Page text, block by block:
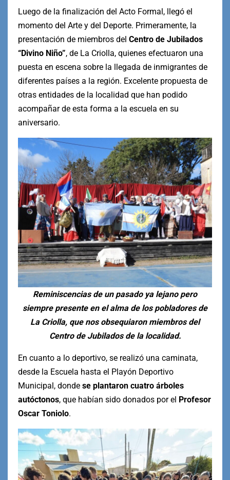
Luego de la finalización del Acto Formal, llegó el
momento del Arte y del Deporte. Primeramente, la
presentación de miembros del Centro de Jubilados
“Divino Niño”, de La Criolla, quienes efectuaron una
puesta en escena sobre la llegada de inmigrantes de
diferentes países a la región. Excelente propuesta de
otras entidades de la localidad que han podido
acompañar de esta forma a la escuela en su
aniversario.
Reminiscencias de un pasado ya lejano pero
siempre presente en el alma de los pobladores de
La Criolla, que nos obsequiaron miembros del
Centro de Jubilados de la localidad.
En cuanto a lo deportivo, se realizó una caminata,
desde la Escuela hasta el Playón Deportivo
Municipal, donde se plantaron cuatro árboles
autóctonos, que habían sido donados por el Profesor
Oscar Toniolo.